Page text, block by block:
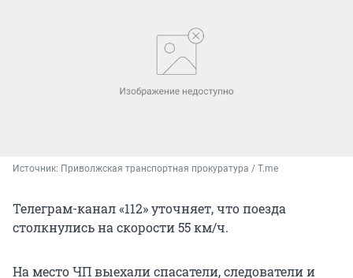
Источник: Приволжская транспортная прокуратура / T.me
Телеграм-канал «112» уточняет, что поезда
столкнулись на скорости 55 км/ч.
На место ЧП выехали спасатели, следователи и